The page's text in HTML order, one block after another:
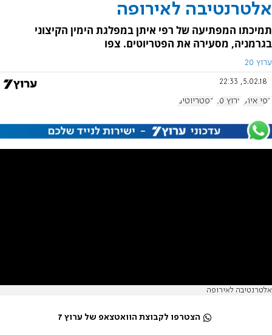
אלטרנטיבה לאירופה
תמיכתו המפתיעה של רפי איתן במפלגת הימין הקיצוני
בגרמניה, מסעירה את הפטריוטים. צפו
ערוץ 20
5.02.18, 22:33
רפי איתן ערוץ 20 הפטריוטים
אלטרנטיבה לאירופה
הצטרפו לקבוצת הוואטצאפ של ערוץ 7